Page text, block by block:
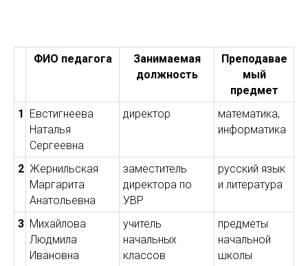
ФИО педагога
Занимаемая
должность
Преподавае
мый
предмет
1 Евстигнеева
Наталья
Сергеевна
директор
математика,
информатика
2 Жернильская
Маргарита
Анатольевна
заместитель
директора по
УВР
русский язык
и литература
3 Михайлова
Людмила
Ивановна
учитель
начальных
классов
предметы
начальной
школы